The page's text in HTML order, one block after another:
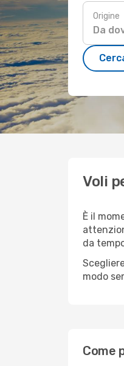
Origine
Voli
È il
da
modo
Come